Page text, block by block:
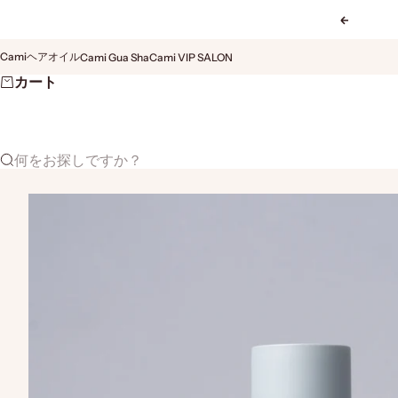
前へ
CamiヘアオイルCami Gua ShaCami VIP SALON
カート
何をお探しですか？